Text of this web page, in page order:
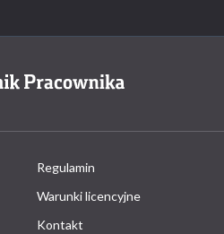
Regulamin
Warunki licencyjne
Kontakt